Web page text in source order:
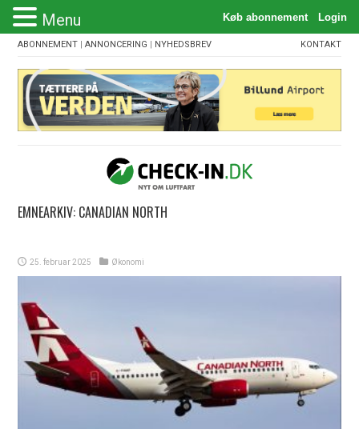
ABONNEMENT |ANNONCERING | NYHEDSBREV KONTAKT
EMNEARKIV: CANADIAN NORTH
25. februar 2025 Økonomi
Menu